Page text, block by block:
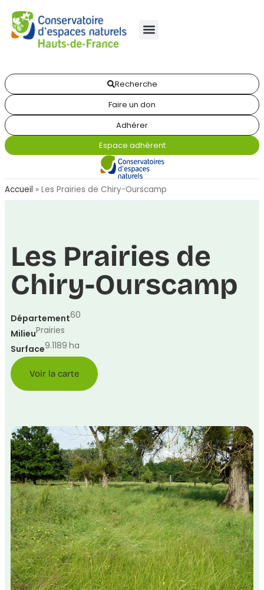
Recherche
Faire un don
Adhérer
Espace adhérent
Accueil » Les Prairies de Chiry-Ourscamp
Les Prairies de
Chiry-Ourscamp
Département60
MilieuPrairies
Surface9.1189 ha
Voir la carte